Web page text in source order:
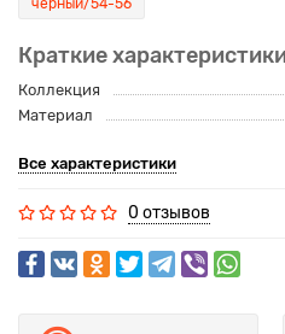
черный/54-56
Краткие
Коллекция
Материал
Все характеристики
0 отзывов